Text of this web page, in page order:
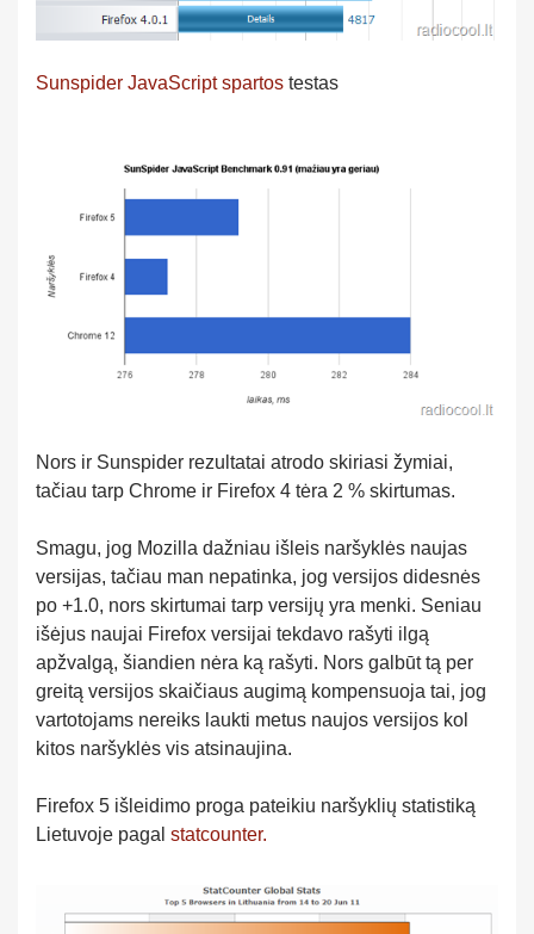
Sunspider JavaScript spartos testas
Nors ir Sunspider rezultatai atrodo skiriasi žymiai,
tačiau tarp Chrome ir Firefox 4 tėra 2 % skirtumas.
Smagu, jog Mozilla dažniau išleis naršyklės naujas
versijas, tačiau man nepatinka, jog versijos didesnės
po +1.0, nors skirtumai tarp versijų yra menki. Seniau
išėjus naujai Firefox versijai tekdavo rašyti ilgą
apžvalgą, šiandien nėra ką rašyti. Nors galbūt tą per
greitą versijos skaičiaus augimą kompensuoja tai, jog
vartotojams nereiks laukti metus naujos versijos kol
kitos naršyklės vis atsinaujina.
Firefox 5 išleidimo proga pateikiu naršyklių statistiką
Lietuvoje pagal statcounter.